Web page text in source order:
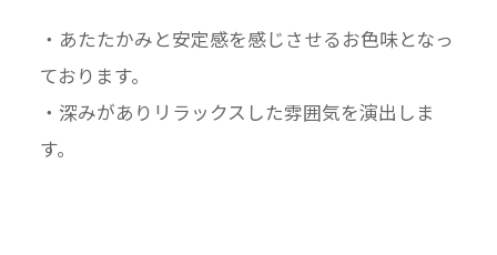
・あたたかみと安定感を感じさせるお色味となっ
ております。
・深みがありリラックスした雰囲気を演出しま
す。